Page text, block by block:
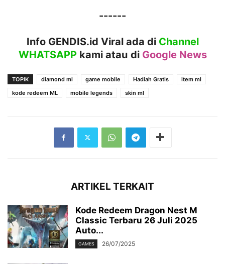
------
Info GENDIS.id Viral ada di Channel
WHATSAPPkami atau di Google News
TOPIK diamond ml game mobile Hadiah Gratis
item ml
kode redeem ML
mobile legends skin ml
ARTIKEL TERKAIT
Kode Redeem Dragon Nest M
Classic Terbaru 26 Juli 2025
Auto...
GAMES 26/07/2025